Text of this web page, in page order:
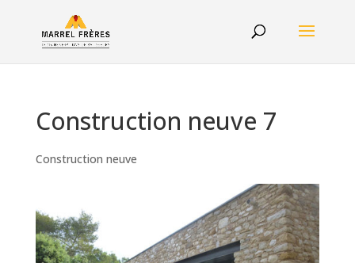
Construction neuve 7
Construction neuve